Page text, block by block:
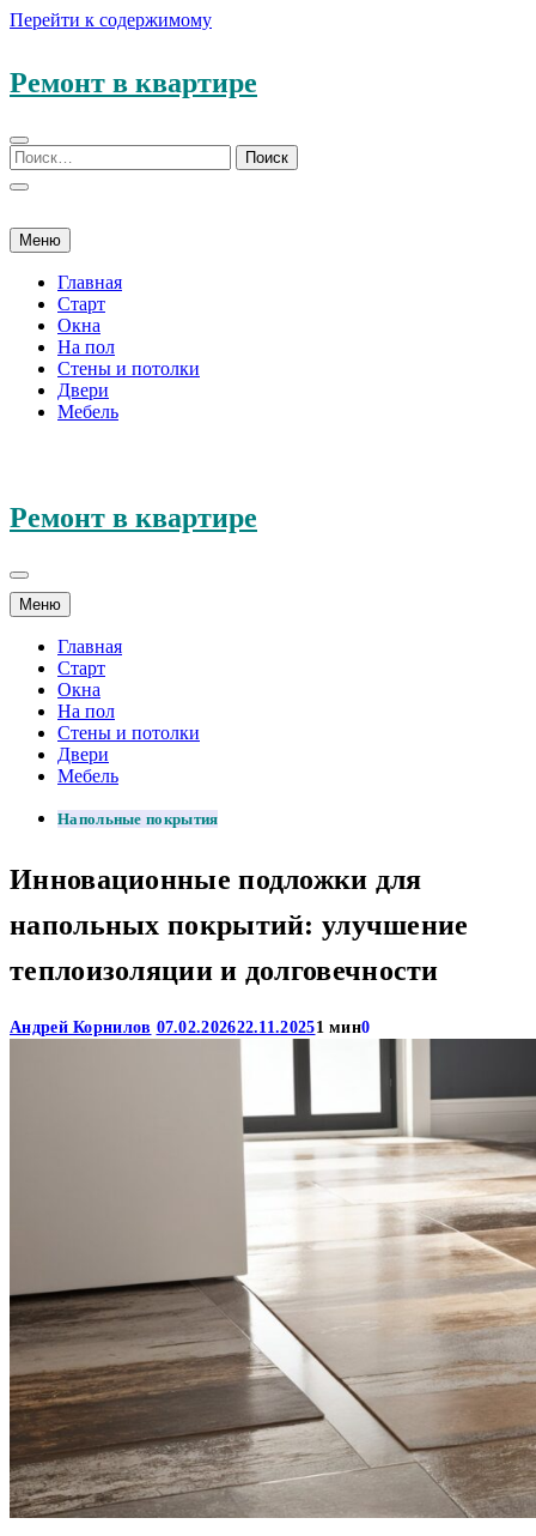
Перейти к содержимому
Ремонт в квартире
Меню
Главная
Старт
Окна
На пол
Стены и потолки
Двери
Мебель
Ремонт в квартире
Меню
Главная
Старт
Окна
На пол
Стены и потолки
Двери
Мебель
Напольные покрытия
Инновационные подложки для
напольных покрытий: улучшение
теплоизоляции и долговечности
Андрей Корнилов 07.02.202622.11.20251 мин0